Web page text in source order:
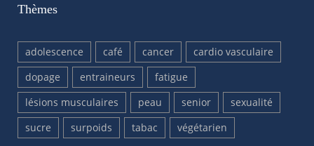
Thèmes
adolescence café cancer
cardio vasculaire
dopage
entraineurs
fatigue
lésions musculaires
peau senior
sexualité
sucre
surpoids tabac végétarien